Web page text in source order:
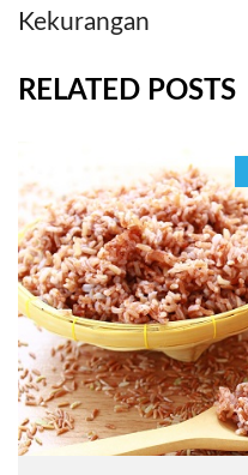
Kekurangan
RELATED POSTS